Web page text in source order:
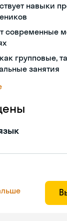
навыки
современные
групповые,
занятия